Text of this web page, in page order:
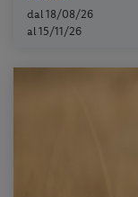
dal 18/08/26
al 15/11/26